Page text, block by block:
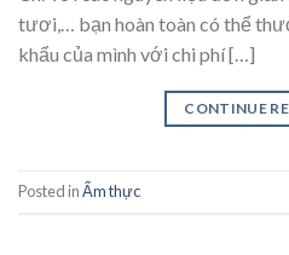
tươi,… bạn hoàn toàn có thể
khẩu của mình với chi phí […]
CONTINUE
Posted inẨm thực